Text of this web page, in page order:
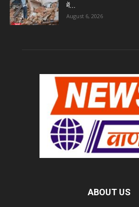
में...
August 6, 2026
ABOUT US